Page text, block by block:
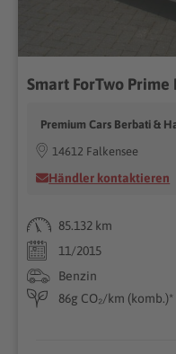
Premium Cars Berbati &
14612 Falkensee
Händler kontaktieren
85.132 km
11/2015
Benzin
86g CO₂/km